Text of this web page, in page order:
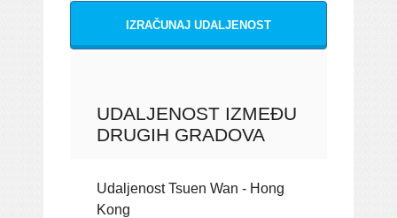
IZRAČUNAJ UDALJENOST
UDALJENOST IZMEĐU
DRUGIH GRADOVA
Udaljenost Tsuen Wan - Hong
Kong